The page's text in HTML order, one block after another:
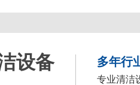
设备 多年行
专业清洁